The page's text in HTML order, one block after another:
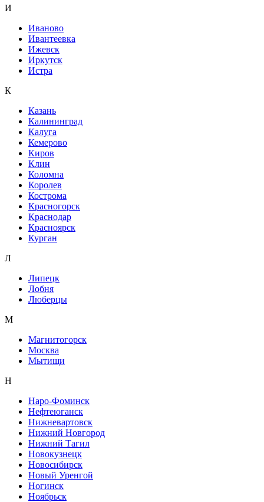
И
Иваново
Ивантеевка
Ижевск
Иркутск
Истра
К
Казань
Калининград
Калуга
Кемерово
Киров
Клин
Коломна
Королев
Кострома
Красногорск
Краснодар
Красноярск
Курган
Л
Липецк
Лобня
Люберцы
М
Магнитогорск
Москва
Мытищи
Н
Наро-Фоминск
Нефтеюганск
Нижневартовск
Нижний Новгород
Нижний Тагил
Новокузнецк
Новосибирск
Новый Уренгой
Ногинск
Ноябрьск